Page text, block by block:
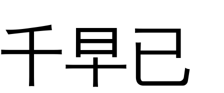
千早已